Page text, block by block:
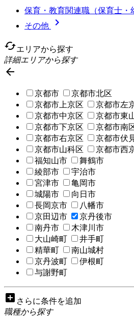
保育・教育関連職（保育士・
その他

cachedエリアから探す
詳細エリアから探す

京都市
京都市北区
京都市上京区
京都市左
京都市中京区
京都市東
京都市下京区
京都市南
京都市右京区
京都市伏
京都市山科区
京都市西
福知山市
舞鶴市
綾部市
宇治市
宮津市
亀岡市
城陽市
向日市
長岡京市
八幡市
京田辺市
京丹後市
南丹市
木津川市
大山崎町
井手町
精華町
南山城村
京丹波町
伊根町
与謝野町
add_box さらに条件を追加
職種から探す